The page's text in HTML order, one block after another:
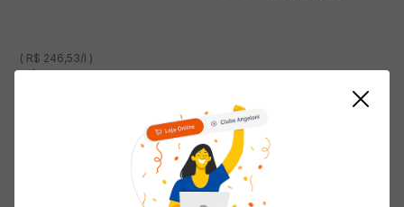
( R$ 246,53/l )
R$ 184,90
sem juros
ADICIONAR AO CARRINHO AVISE-ME